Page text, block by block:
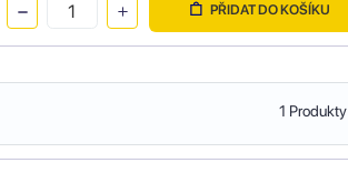
PŘIDAT DO KOŠÍKU
1 Produkty